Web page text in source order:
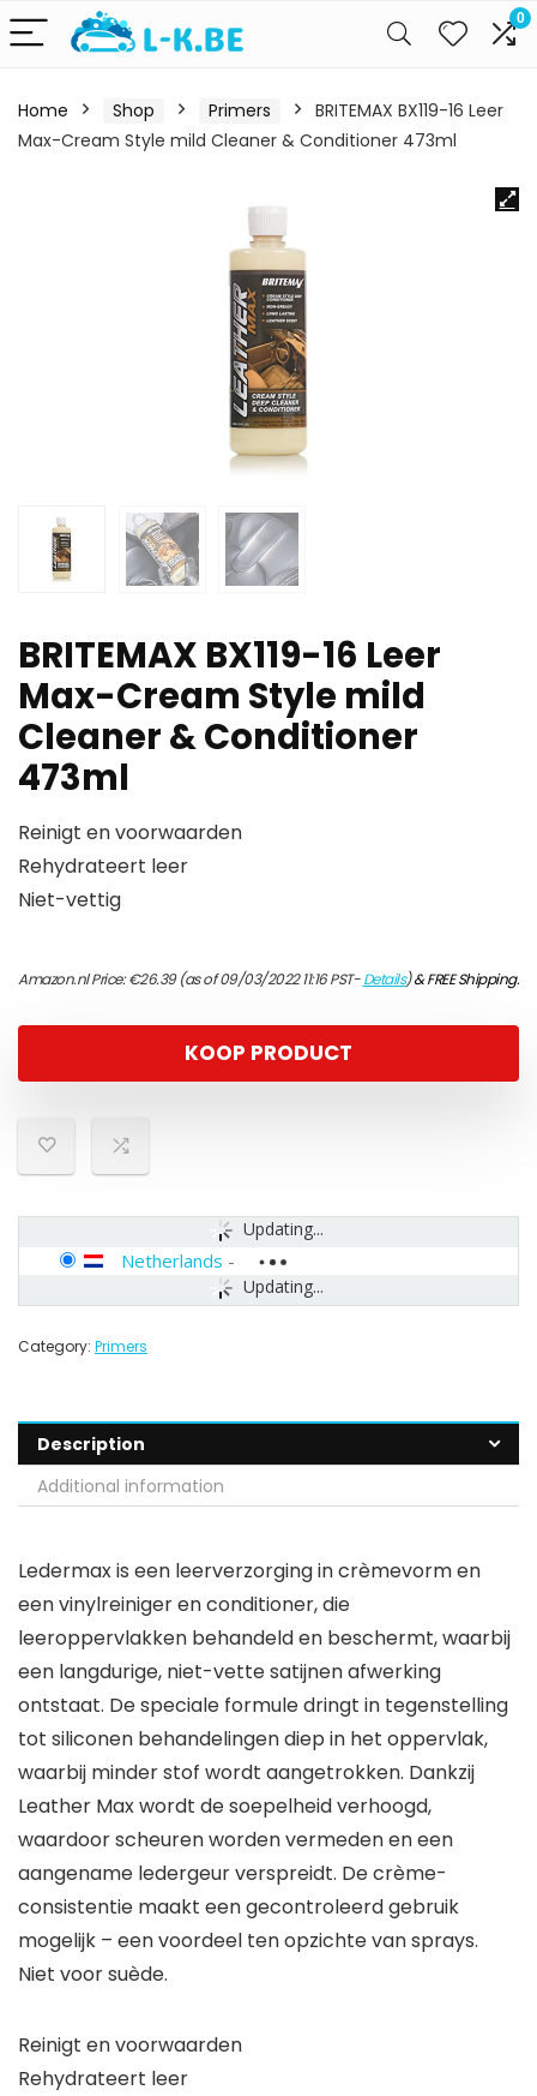
0
Home Shop Primers
BRITEMAX BX119-16 Leer
Max-Cream Style mild Cleaner & Conditioner 473ml
BRITEMAX BX119-16 Leer
Max-Cream Style mild
Cleaner & Conditioner
473ml
Reinigt en voorwaarden
Rehydrateert leer
Niet-vettig
Amazon.nl Price:€26.39(as of 09/03/2022 11:16 PST-Details)&FREE Shipping.
KOOP PRODUCT
Updating...
Updating...
Netherlands -
Category: Primers
Description
Additional information
Ledermax is een leerverzorging in crèmevorm en
een vinylreiniger en conditioner, die
leeroppervlakken behandeld en beschermt, waarbij
een langdurige, niet-vette satijnen afwerking
ontstaat. De speciale formule dringt in tegenstelling
tot siliconen behandelingen diep in het oppervlak,
waarbij minder stof wordt aangetrokken. Dankzij
Leather Max wordt de soepelheid verhoogd,
waardoor scheuren worden vermeden en een
aangename ledergeur verspreidt. De crème-
consistentie maakt een gecontroleerd gebruik
mogelijk – een voordeel ten opzichte van sprays.
Niet voor suède.
Reinigt en voorwaarden
Rehydrateert leer